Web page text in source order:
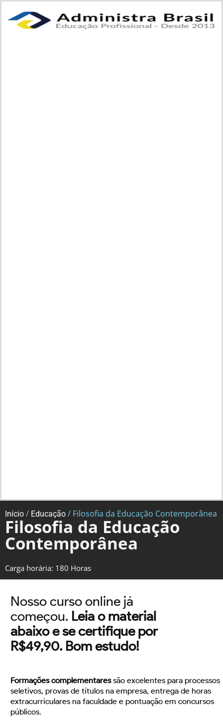
Início / Educação / Filosofia da Educação Contemporânea
Filosofia da Educação
Contemporânea
Carga horária: 180 Horas
Nosso curso online já
começou. Leia o material
abaixo e se certifique por
R$49,90. Bom estudo!
Formações complementaressão excelentes para processos
seletivos, provas de títulos na empresa, entrega de horas
extracurriculares na faculdade e pontuação em concursos
públicos.